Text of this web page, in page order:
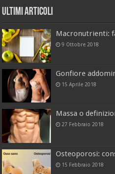
Ultimi Articoli
Macronutrienti:
9 Ottobre 2018
Gonfiore
15 Aprile 2018
Massa o
27 Febbraio 2018
Osteoporosi:
15 Febbraio 2018